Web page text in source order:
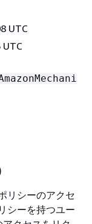
UTC
UTC
リシーのアクセ
シーを持つユー